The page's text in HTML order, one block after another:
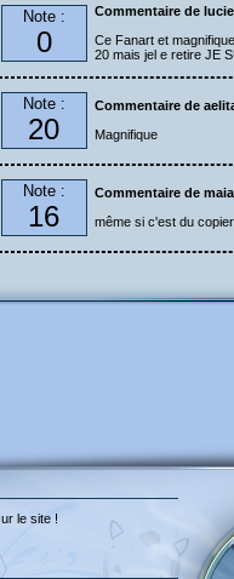
Note :
0
Commentaire de
Ce Fanart et
20 mais jel e retire JE
Note :
20
Commentaire de
Magnifique
Note :
16
Commentaire de maia
même si c'est du
le site !